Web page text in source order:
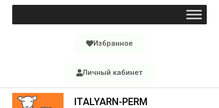
Избранное
Личный кабинет
ITALYARN-PERM